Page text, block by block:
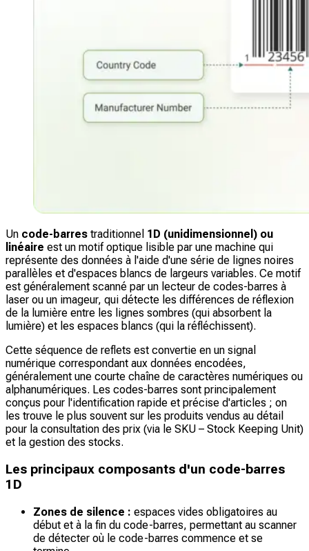
Un code-barres traditionnel 1D (unidimensionnel) ou
linéaire est un motif optique lisible par une machine qui
représente des données à l'aide d'une série de lignes noires
parallèles et d'espaces blancs de largeurs variables. Ce motif
est généralement scanné par un lecteur de codes-barres à
laser ou un imageur, qui détecte les différences de réflexion
de la lumière entre les lignes sombres (qui absorbent la
lumière) et les espaces blancs (qui la réfléchissent).
Cette séquence de reflets est convertie en un signal
numérique correspondant aux données encodées,
généralement une courte chaîne de caractères numériques ou
alphanumériques. Les codes-barres sont principalement
conçus pour l'identification rapide et précise d'articles ; on
les trouve le plus souvent sur les produits vendus au détail
pour la consultation des prix (via le SKU – Stock Keeping Unit)
et la gestion des stocks.
Les principaux composants d'un code-barres
1D
Zones de silence : espaces vides obligatoires au
début et à la fin du code-barres, permettant au scanner
de détecter où le code-barres commence et se